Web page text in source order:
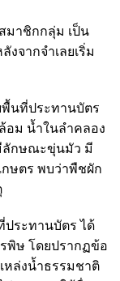
มาชิกกลุ่ม เป็น
จากจำเลยเริ่ม
นที่ประทานบัตร
อม น้ำในลำคลอง
ลักษณะขุ่นมัว มี
กษตร พบว่าพืชผัก
ระทานบัตร ได้
พิษ โดยปรากฏข้อ
หล่งน้ำธรรมชาติ